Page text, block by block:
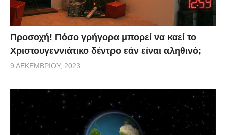
Προσοχή! Πόσο γρήγορα μπορεί να καεί το
Χριστουγεννιάτικο δέντρο εάν είναι αληθινό;
9 ΔΕΚΕΜΒΡΊΟΥ, 2023